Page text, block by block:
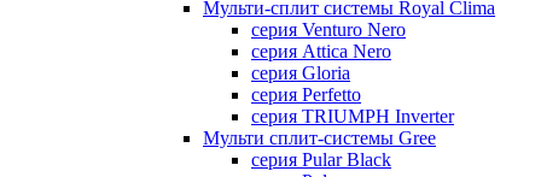
Мульти-сплит системы Royal Clima
серия Venturo Nero
серия Attica Nero
серия Gloria
серия Perfetto
серия TRIUMPH Inverter
Мульти сплит-системы Gree
серия Pular Black